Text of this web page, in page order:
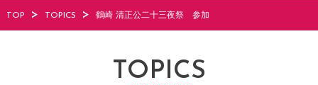
TOP TOPICS 鶴崎 清正公二十三夜祭 参加
TOPICS